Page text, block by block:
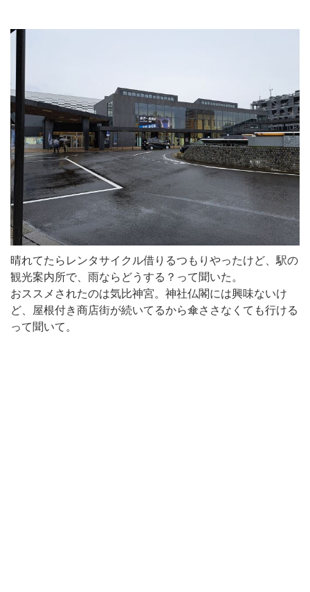
晴れてたらレンタサイクル借りるつもりやったけど、駅の
観光案内所で、雨ならどうする？って聞いた。
おススメされたのは気比神宮。神社仏閣には興味ないけ
ど、屋根付き商店街が続いてるから傘ささなくても行ける
って聞いて。